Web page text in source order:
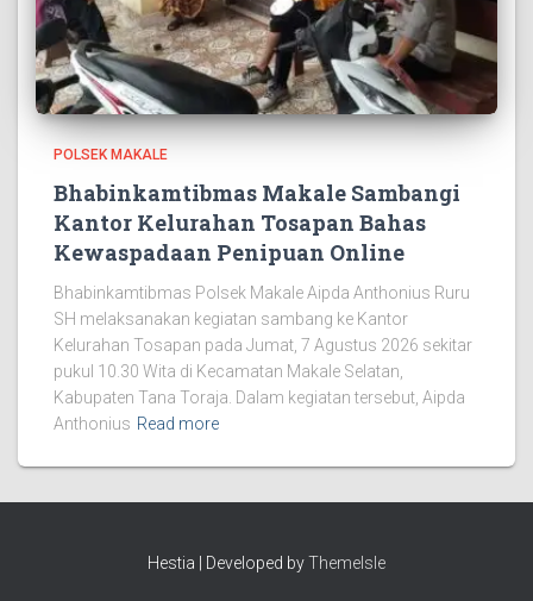
POLSEK MAKALE
Bhabinkamtibmas Makale Sambangi
Kantor Kelurahan Tosapan Bahas
Kewaspadaan Penipuan Online
Bhabinkamtibmas Polsek Makale Aipda Anthonius Ruru
SH melaksanakan kegiatan sambang ke Kantor
Kelurahan Tosapan pada Jumat, 7 Agustus 2026 sekitar
pukul 10.30 Wita di Kecamatan Makale Selatan,
Kabupaten Tana Toraja. Dalam kegiatan tersebut, Aipda
Anthonius Read more
Hestia | Developed byThemeIsle